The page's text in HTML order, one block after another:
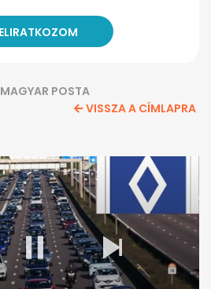
MAGYAR POSTA
VISSZA A CÍMLAPRA